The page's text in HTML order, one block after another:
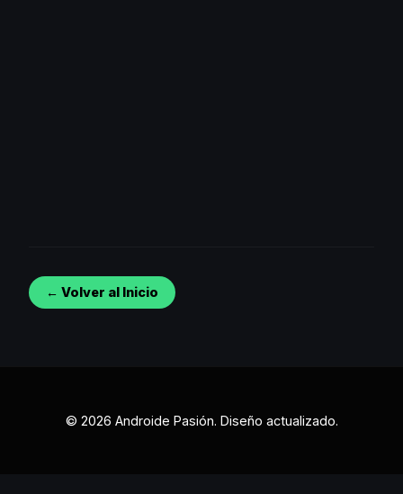
← Volver al Inicio
© 2026 Androide Pasión. Diseño actualizado.